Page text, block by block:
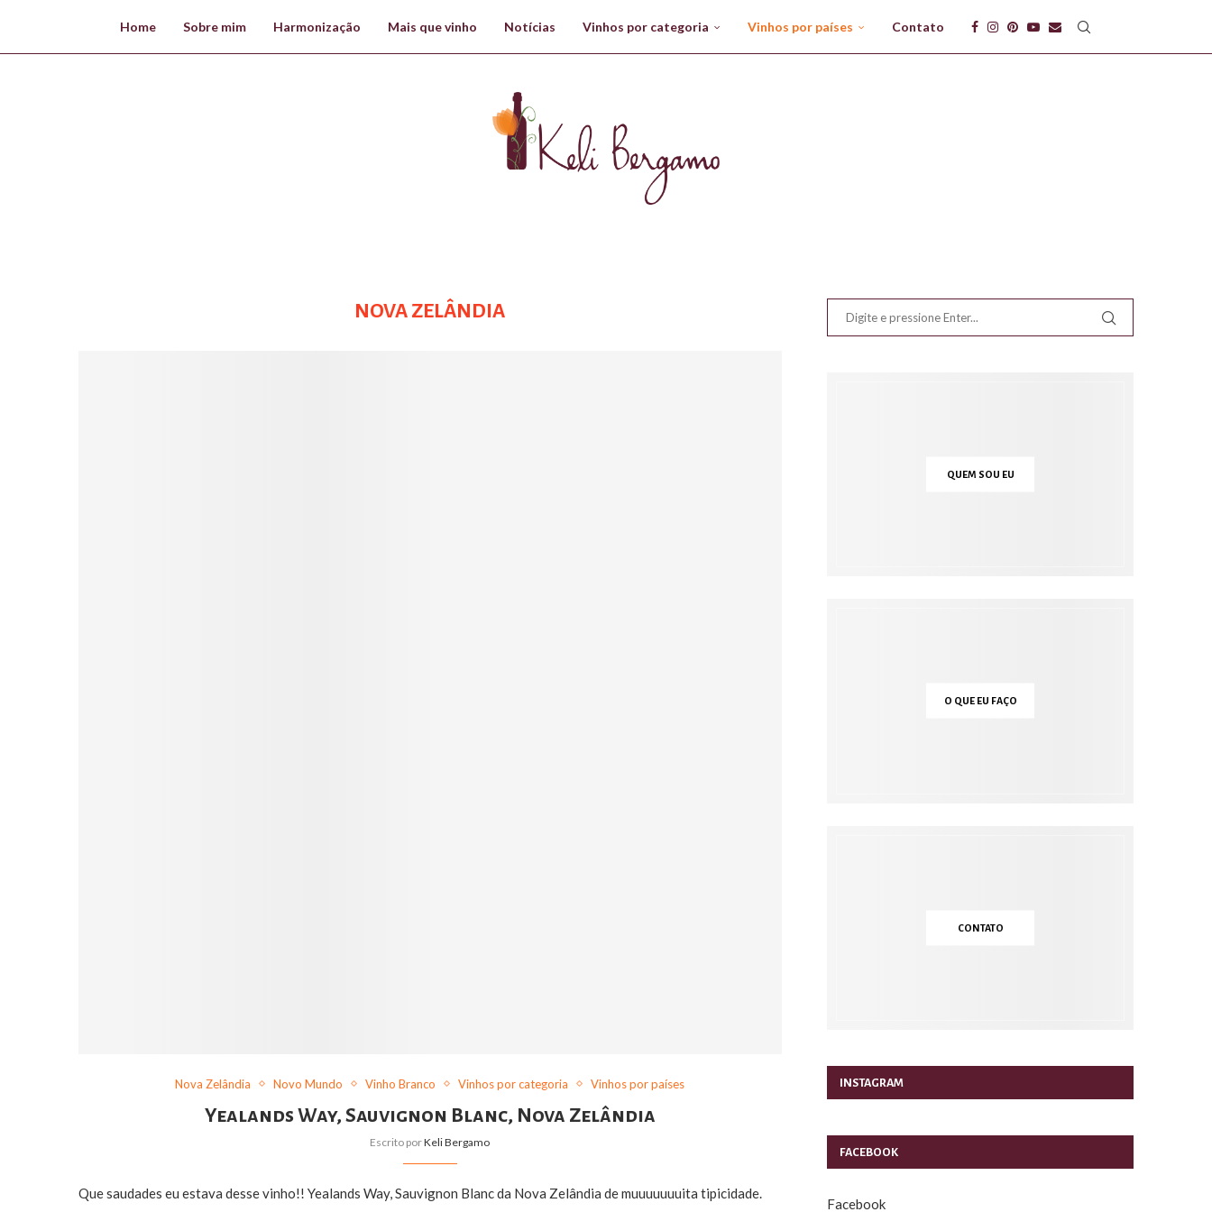
Home Sobre mim Harmonização Mais que vinho Notícias Vinhos por categoria Vinhos por países Contato
NOVA ZELÂNDIA
Nova Zelândia Novo Mundo Vinho Branco Vinhos por categoria Vinhos por países
Yealands Way, Sauvignon Blanc, Nova Zelândia
Escrito porKeli Bergamo
Que saudades eu estava desse vinho!! Yealands Way, Sauvignon Blanc da Nova Zelândia de muuuuuuuita tipicidade.
QUEM SOU EU
O QUE EU FAÇO
CONTATO
INSTAGRAM
FACEBOOK
Facebook